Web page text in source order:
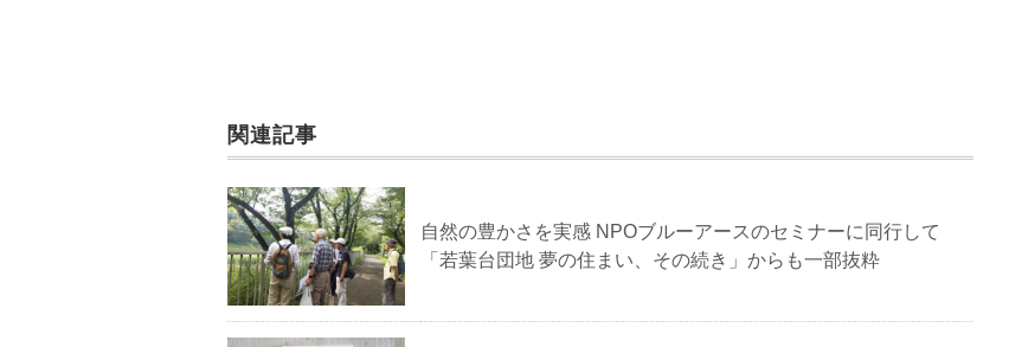
関連記事
自然の豊かさを実感 NPOブルーアースのセミナーに同行して
「若葉台団地 夢の住まい、その続き」からも一部抜粋